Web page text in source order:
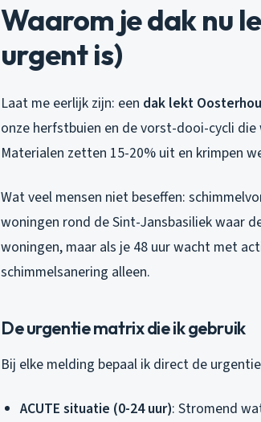
Waarom je dak nu
urgent is)
Laat me eerlijk zijn: een dak lekt
onze herfstbuien en de vorst-dooi-cycli
Materialen zetten 15-20% uit en krimpen
Wat veel mensen niet beseffen:
woningen rond de Sint-Jansbasiliek waar
woningen, maar als je 48 uur wacht met
schimmelsanering alleen.
De urgentie matrix die ik gebruik
Bij elke melding bepaal ik direct de
ACUTE situatie (0-24 uur): Stromend